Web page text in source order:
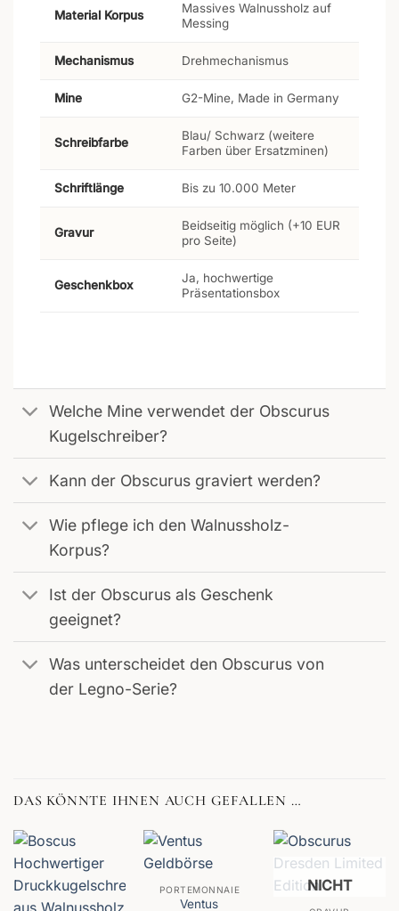
Material Korpus
Massives Walnussholz auf
Messing
Mechanismus Drehmechanismus
Mine G2-Mine, Made in Germany
Schreibfarbe
Blau/ Schwarz (weitere
Farben über Ersatzminen)
Schriftlänge Bis zu 10.000 Meter
Gravur
Beidseitig möglich (+10 EUR
pro Seite)
Geschenkbox
Ja, hochwertige
Präsentationsbox
Welche Mine verwendet der Obscurus
Kugelschreiber?
Kann der Obscurus graviert werden?
Wie pflege ich den Walnussholz-
Korpus?
Ist der Obscurus als Geschenk
geeignet?
Was unterscheidet den Obscurus von
der Legno-Serie?
DAS KÖNNTE IHNEN AUCH GEFALLEN …
PORTEMONNAIE
Ventus
NICHT